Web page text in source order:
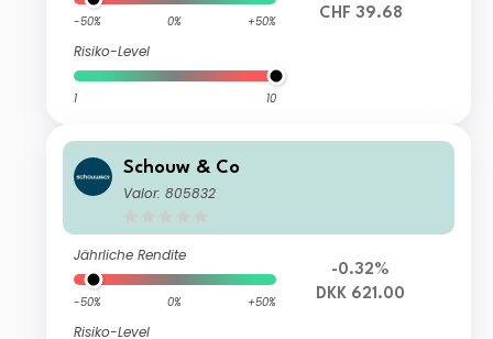
-50% 0% +50%
Risiko-Level
1 10
CHF 39.68
Schouw & Co
Valor: 805832
Jährliche Rendite
-50% 0% +50%
Risiko-Level
-0.32%
DKK 621.00